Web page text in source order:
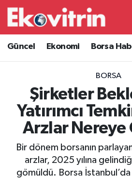
Güncel Ekonomi Borsa
BORSA
Şirketler
Yatırımcı
Arzlar Nereye
Bir dönem borsanın parlayan
arzlar, 2025 yılına
gömüldü. Borsa
Güncel
Ekonomi
Borsa Haberleri
İş Dünyası
Lojistik
Otovitrin
Hava Durumu
Trafik Durumu
Süper Lig Puan Durumu ve
Tüm Manşetler
Son Dakika Haberleri
Haber Arşivi